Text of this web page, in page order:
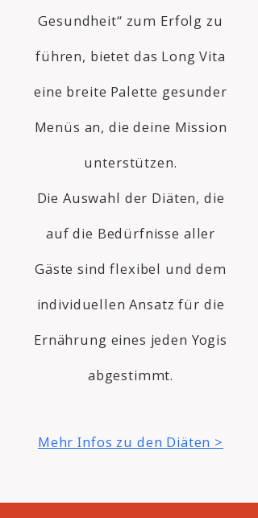
Gesundheit“ zum Erfolg zu
führen, bietet das Long Vita
eine breite Palette gesunder
Menüs an, die deine Mission
unterstützen.
Die Auswahl der Diäten, die
auf die Bedürfnisse aller
Gäste sind flexibel und dem
individuellen Ansatz für die
Ernährung eines jeden Yogis
abgestimmt.
Mehr Infos zu den Diäten >